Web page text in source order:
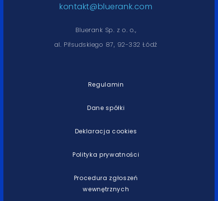
kontakt@bluerank.com
Bluerank Sp. z o. o.,
al. Piłsudskiego 87, 92-332 Łódź
Regulamin
Dane spółki
Deklaracja cookies
Polityka prywatności
Procedura zgłoszeń
wewnętrznych